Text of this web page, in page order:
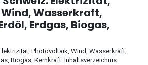
Wasserkraft,
Erdgas, Biogas,
Photovoltaik, Wind, Wasserkraft,
Biogas, Kernkraft. Inhaltsverzeichnis.